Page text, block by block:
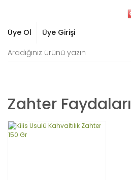
Üye Ol Üye Girişi
Zahter Faydaları